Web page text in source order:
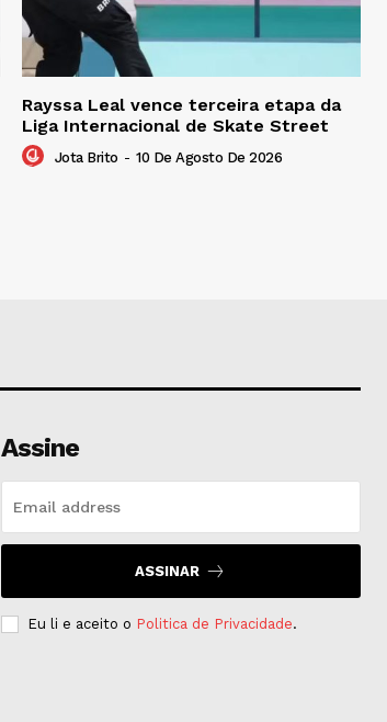
Rayssa Leal vence terceira etapa da
Liga Internacional de Skate Street
Jota Brito - 10 De Agosto De 2026
Assine
ASSINAR
Eu li e aceito o Politica de Privacidade.